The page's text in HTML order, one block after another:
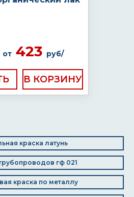
от423 руб/
краска латунь
гф 021
краска по металлу